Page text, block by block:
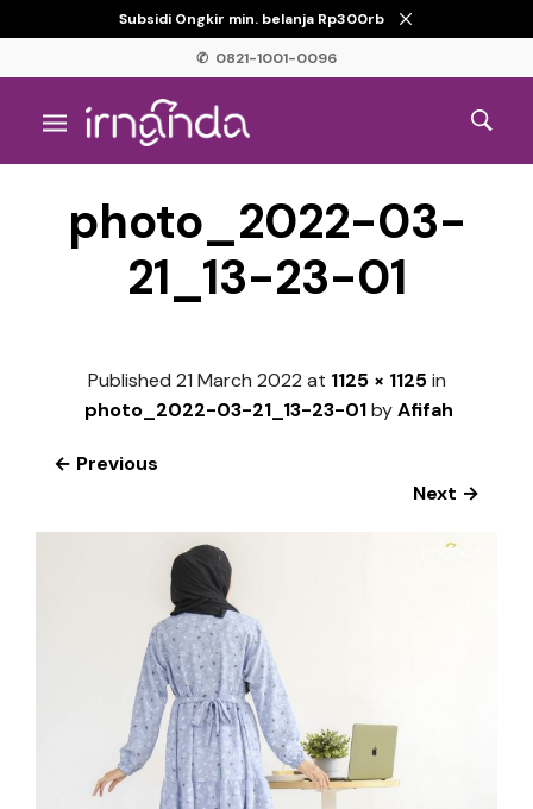
Subsidi Ongkir min. belanja Rp300rb
✆ 0821-1001-0096
photo_2022-03-
21_13-23-01
Published 21 March 2022 at 1125 × 1125in
photo_2022-03-21_13-23-01byAfifah
← Previous
Next →